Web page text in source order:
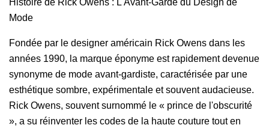
Mode
Fondée par le designer américain Rick Owens dans les
années 1990, la marque éponyme est rapidement devenue
synonyme de mode avant-gardiste, caractérisée par une
esthétique sombre, expérimentale et souvent audacieuse.
Rick Owens, souvent surnommé le « prince de l'obscurité
», a su réinventer les codes de la haute couture tout en